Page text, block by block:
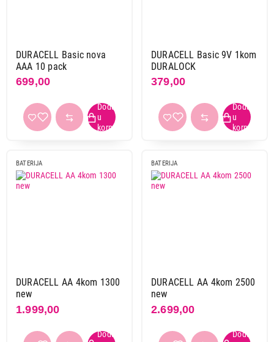
DURACELL Basic nova
AAA 10 pack
699,00
DURACELL Basic 9V 1kom
DURALOCK
379,00
BATERIJA
DURACELL AA 4kom 1300
new
1.999,00
BATERIJA
DURACELL AA 4kom 2500
new
2.699,00